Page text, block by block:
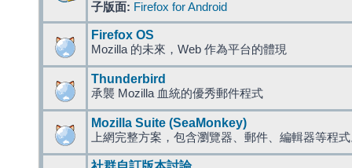
子版面: Firefox for Android
Firefox OS
Mozilla 的未來，Web 作為平台的體現
Thunderbird
承襲 Mozilla 血統的優秀郵件程式
Mozilla Suite (SeaMonkey)
上網完整方案，包含瀏覽器、郵件、編輯器等程